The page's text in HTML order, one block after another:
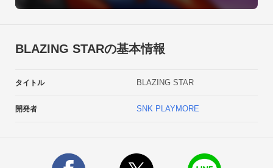
選べる機体の数々!
機体ごとに異なる特性を持つ「チャージショットブレイク」は
本作では一人プレイだけでなく、Bluetoothを利用した二人協力
BLAZING STARの基本情報
タイトル BLAZING STAR
開発者 SNK PLAYMORE